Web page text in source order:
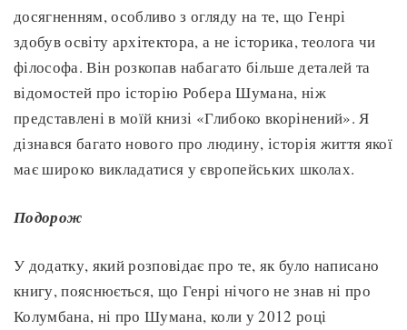
досягненням, особливо з огляду на те, що Генрі
здобув освіту архітектора, а не історика, теолога чи
філософа. Він розкопав набагато більше деталей та
відомостей про історію Робера Шумана, ніж
представлені в моїй книзі «Глибоко вкорінений». Я
дізнався багато нового про людину, історія життя якої
має широко викладатися у європейських школах.
Подорож
У додатку, який розповідає про те, як було написано
книгу, пояснюється, що Генрі нічого не знав ні про
Колумбана, ні про Шумана, коли у 2012 році